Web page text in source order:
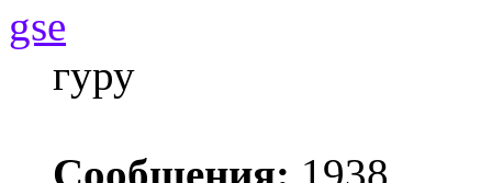
gse
гуру
Сообщения: 1938